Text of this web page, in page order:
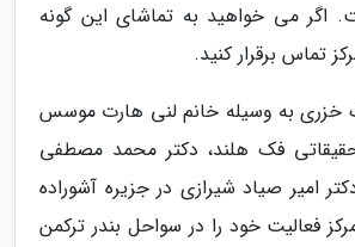
اگر می خواهید به تماشای این گونه
تماس برقرار کنید.
خزری به وسیله خانم لنی هارت موسس
فک هلند، دکتر محمد مصطفی
امیر صیاد شیرازی در جزیره آشوراده
فعالیت خود را در سواحل بندر ترکمن